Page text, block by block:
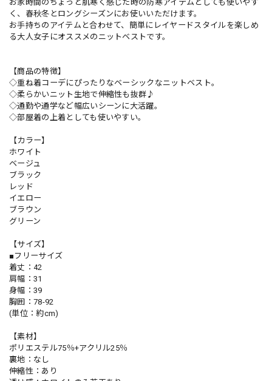
お家時間のちょっと肌寒く感じた時の防寒アイテムとしても使いやす
く、春秋冬とロングシーズンにお使いいただけます。
お手持ちのアイテムと合わせて、簡単にレイヤードスタイルを楽しめ
る大人女子にオススメのニットベストです。
【商品の特徴】
◇重ね着コーデにぴったりなベーシックなニットベスト。
◇柔らかいニット生地で伸縮性も抜群♪
◇通勤や通学など幅広いシーンに大活躍。
◇部屋着の上着としても使いやすい。
【カラー】
ホワイト
ベージュ
ブラック
レッド
イエロー
ブラウン
グリーン
【サイズ】
■フリーサイズ
着丈：42
肩幅：31
身幅：39
胸囲：78-92
(単位：約cm)
【素材】
ポリエステル75％+アクリル25％
裏地：なし
伸縮性：あり